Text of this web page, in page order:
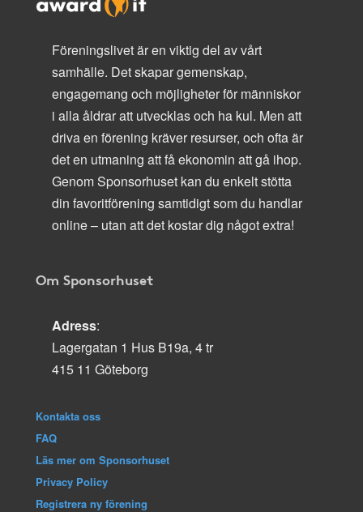
Föreningslivet är en viktig del av vårt
samhälle. Det skapar gemenskap,
engagemang och möjligheter för människor
i alla åldrar att utvecklas och ha kul. Men att
driva en förening kräver resurser, och ofta är
det en utmaning att få ekonomin att gå ihop.
Genom Sponsorhuset kan du enkelt stötta
din favoritförening samtidigt som du handlar
online – utan att det kostar dig något extra!
Om Sponsorhuset
Adress:
Lagergatan 1 Hus B19a, 4 tr
415 11 Göteborg
Kontakta oss
FAQ
Läs mer om Sponsorhuset
Privacy Policy
Registrera ny förening